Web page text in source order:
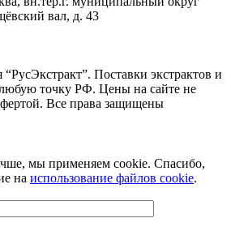
вал, д. 43
Поставки экстрактов и
точку РФ. Цены на сайте не
Все права защищены
мы применяем cookie. Спасибо,
на использование файлов cookie.